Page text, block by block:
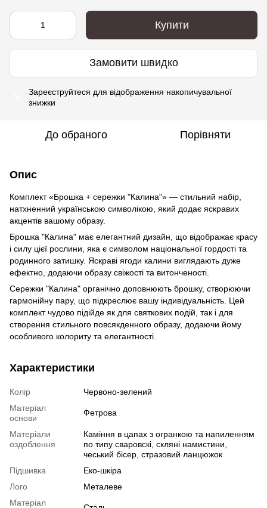
Купити
Замовити швидко
Зареєструйтеся для відображення накопичувальної
знижки
До обраного Порівняти
Опис
Комплект «Брошка + сережки "Калина"» — стильний набір,
натхненний українською символікою, який додає яскравих
акцентів вашому образу.
Брошка "Калина" має елегантний дизайн, що відображає красу
і силу цієї рослини, яка є символом національної гордості та
родинного затишку. Яскраві ягоди калини виглядають дуже
ефектно, додаючи образу свіжості та витонченості.
Сережки "Калина" органічно доповнюють брошку, створюючи
гармонійну пару, що підкреслює вашу індивідуальність. Цей
комплект чудово підійде як для святкових подій, так і для
створення стильного повсякденного образу, додаючи йому
особливого колориту та елегантності.
Характеристики
Колір
Червоно-зелений
Матеріал
основи
Фетрова
Матеріали
оздоблення
Каміння в цапах з огранкою та напиленням
по типу сваровскі, скляні намистини,
чеський бісер, стразовий ланцюжок
Підшивка
Еко-шкіра
Лого
Металеве
Матеріал